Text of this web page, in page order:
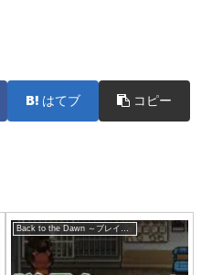
はてブ コピー
Back to the Dawn ～ブレイク･ザ･アニマル･プリズン～